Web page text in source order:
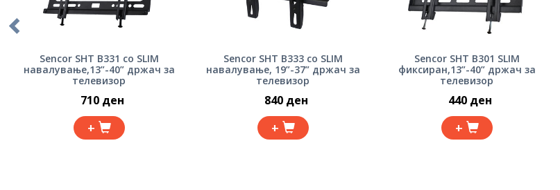
Sencor SHT B331 со SLIM
навалување,13”-40” држач за
телевизор
710 ден
+
Sencor SHT B333 со SLIM
навалување, 19”-37” држач за
телевизор
840 ден
+
Sencor SHT B301 SLIM
фиксиран,13”-40” држач за
телевизор
440 ден
+